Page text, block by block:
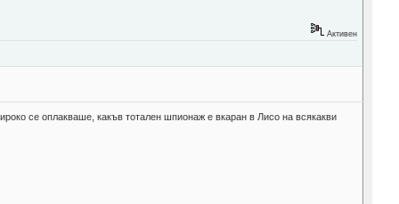
Активен
се оплакваше, какъв тотален шпионаж е вкаран в Лисо на всякакви